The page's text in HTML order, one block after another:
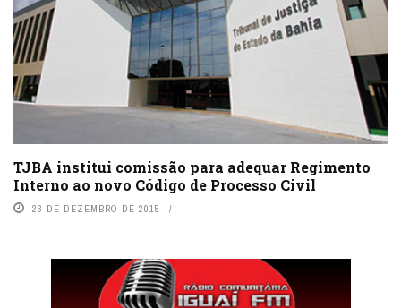
TJBA institui comissão para adequar Regimento
Interno ao novo Código de Processo Civil
23 DE DEZEMBRO DE 2015